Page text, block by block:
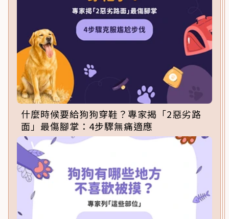
什麼時候要給狗狗穿鞋？專家揭「2惡劣路
面」最傷腳掌：4步驟無痛適應